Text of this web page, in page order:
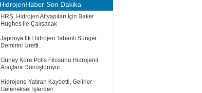
HidrojenHaber Son Dakika
HRS, Hidrojen Altyapıları İçin Baker
Hughes ile Çalışacak
Japonya İlk Hidrojen Tabanlı Sünger
Demirini Üretti
Güney Kore Polis Filosunu Hidrojenli
Araçlara Dönüştürüyor
Hidrojene Yatıran Kaybetti, Gelirler
Geleneksel İşlerden